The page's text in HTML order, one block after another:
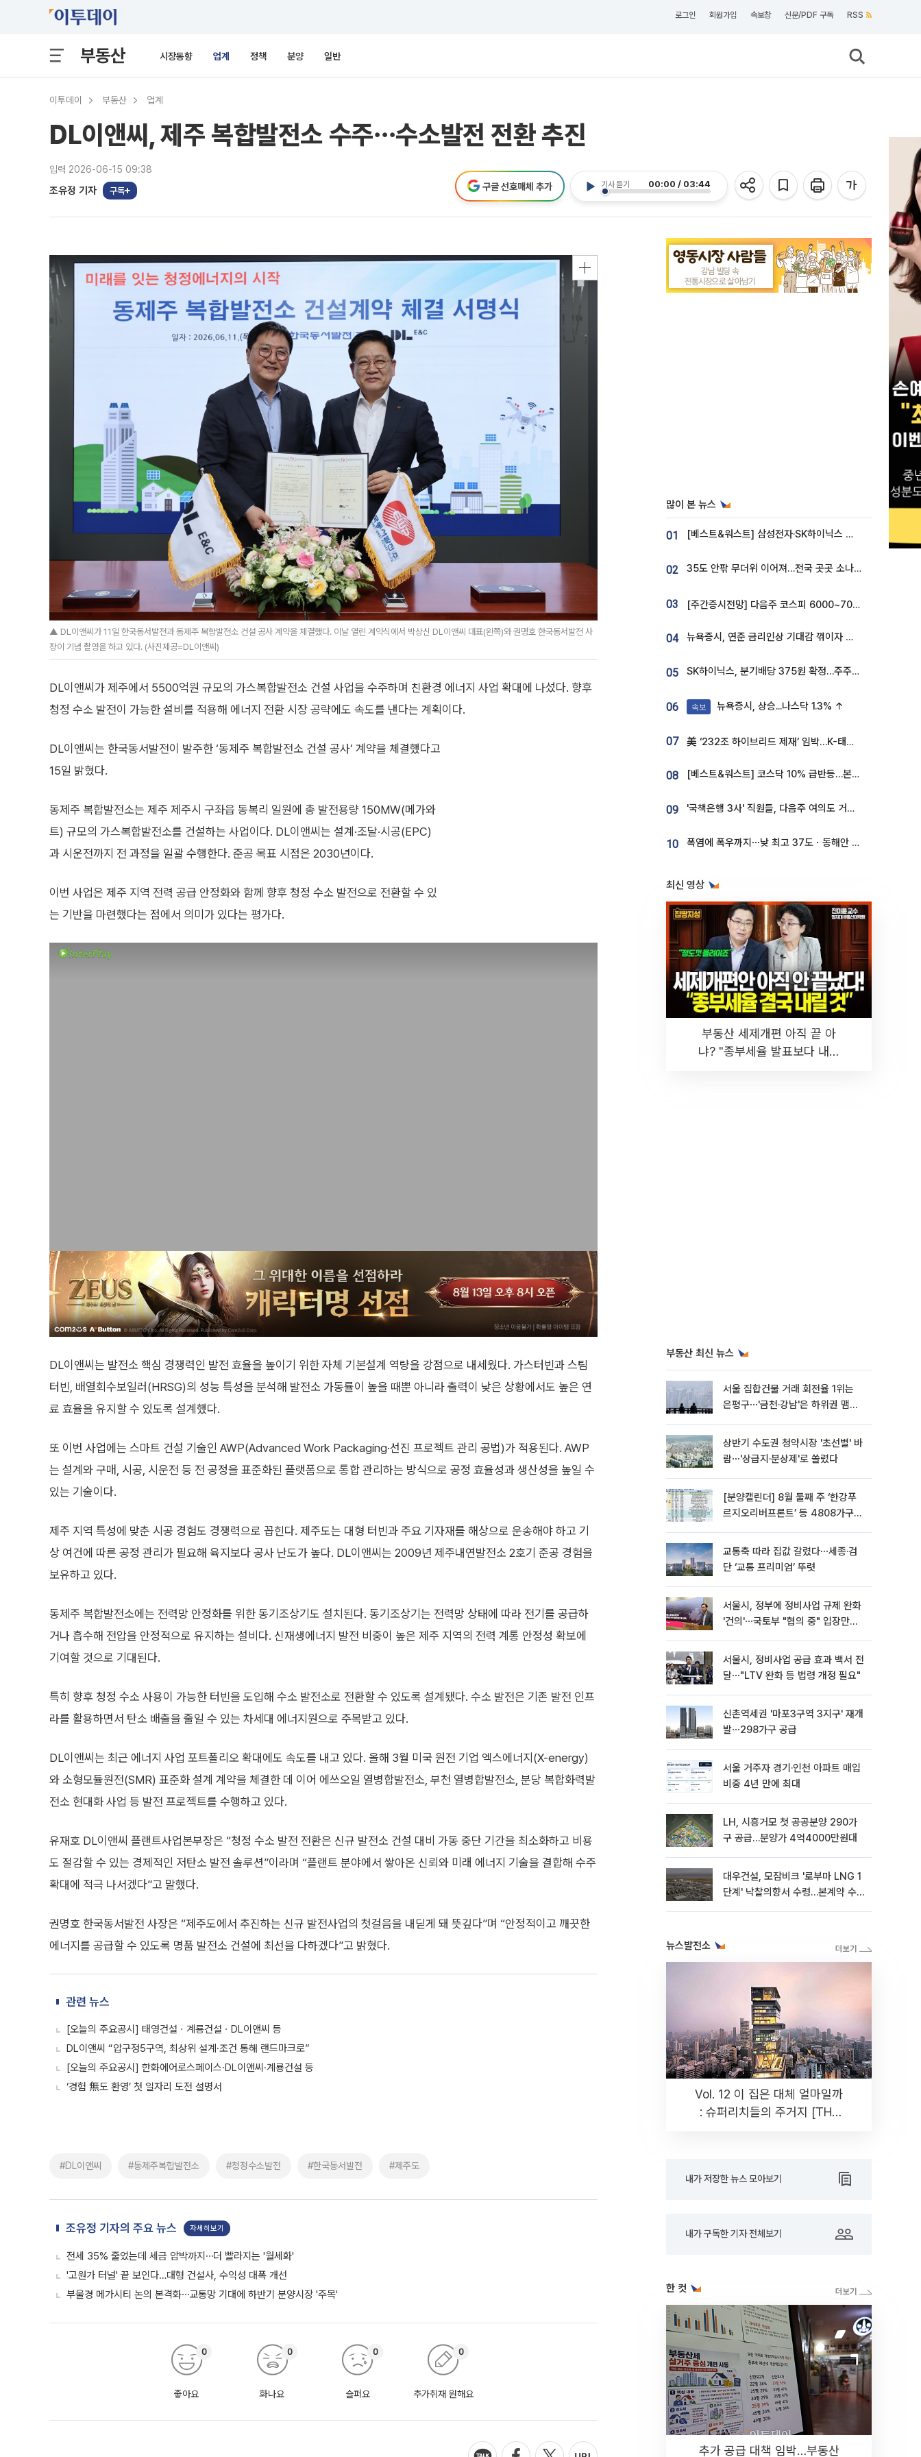
로그인 회원가입 속보창 신문/PDF 구독 RSS
부동산 시장동향 업계 정책 분양 일반
이투데이 부동산 업계
DL이앤씨, 제주 복합발전소 수주⋯수소발전 전환 추진
입력 2026-06-15 09:38
조유정 기자 구독
기사 듣기 00:00 / 03:44
구글 선호매체 추가
▲ DL이앤씨가 11일 한국동서발전과 동제주 복합발전소 건설 공사 계약을 체결했다. 이날 열린 계약식에서 박상신 DL이앤씨 대표(왼쪽)와 권명호 한국동서발전 사
장이 기념 촬영을 하고 있다. (사진제공=DL이앤씨)
DL이앤씨가 제주에서 5500억원 규모의 가스복합발전소 건설 사업을 수주하며 친환경 에너지 사업 확대에 나섰다. 향후
청정 수소 발전이 가능한 설비를 적용해 에너지 전환 시장 공략에도 속도를 낸다는 계획이다.
DL이앤씨는 한국동서발전이 발주한 ‘동제주 복합발전소 건설 공사’ 계약을 체결했다고
15일 밝혔다.
동제주 복합발전소는 제주 제주시 구좌읍 동복리 일원에 총 발전용량 150MW(메가와
트) 규모의 가스복합발전소를 건설하는 사업이다. DL이앤씨는 설계·조달·시공(EPC)
과 시운전까지 전 과정을 일괄 수행한다. 준공 목표 시점은 2030년이다.
이번 사업은 제주 지역 전력 공급 안정화와 함께 향후 청정 수소 발전으로 전환할 수 있
는 기반을 마련했다는 점에서 의미가 있다는 평가다.
DL이앤씨는 발전소 핵심 경쟁력인 발전 효율을 높이기 위한 자체 기본설계 역량을 강점으로 내세웠다. 가스터빈과 스팀
터빈, 배열회수보일러(HRSG)의 성능 특성을 분석해 발전소 가동률이 높을 때뿐 아니라 출력이 낮은 상황에서도 높은 연
료 효율을 유지할 수 있도록 설계했다.
또 이번 사업에는 스마트 건설 기술인 AWP(Advanced Work Packaging·선진 프로젝트 관리 공법)가 적용된다. AWP
는 설계와 구매, 시공, 시운전 등 전 공정을 표준화된 플랫폼으로 통합 관리하는 방식으로 공정 효율성과 생산성을 높일 수
있는 기술이다.
제주 지역 특성에 맞춘 시공 경험도 경쟁력으로 꼽힌다. 제주도는 대형 터빈과 주요 기자재를 해상으로 운송해야 하고 기
상 여건에 따른 공정 관리가 필요해 육지보다 공사 난도가 높다. DL이앤씨는 2009년 제주내연발전소 2호기 준공 경험을
보유하고 있다.
동제주 복합발전소에는 전력망 안정화를 위한 동기조상기도 설치된다. 동기조상기는 전력망 상태에 따라 전기를 공급하
거나 흡수해 전압을 안정적으로 유지하는 설비다. 신재생에너지 발전 비중이 높은 제주 지역의 전력 계통 안정성 확보에
기여할 것으로 기대된다.
특히 향후 청정 수소 사용이 가능한 터빈을 도입해 수소 발전소로 전환할 수 있도록 설계됐다. 수소 발전은 기존 발전 인프
라를 활용하면서 탄소 배출을 줄일 수 있는 차세대 에너지원으로 주목받고 있다.
DL이앤씨는 최근 에너지 사업 포트폴리오 확대에도 속도를 내고 있다. 올해 3월 미국 원전 기업 엑스에너지(X-energy)
와 소형모듈원전(SMR) 표준화 설계 계약을 체결한 데 이어 에쓰오일 열병합발전소, 부천 열병합발전소, 분당 복합화력발
전소 현대화 사업 등 발전 프로젝트를 수행하고 있다.
유재호 DL이앤씨 플랜트사업본부장은 “청정 수소 발전 전환은 신규 발전소 건설 대비 가동 중단 기간을 최소화하고 비용
도 절감할 수 있는 경제적인 저탄소 발전 솔루션”이라며 “플랜트 분야에서 쌓아온 신뢰와 미래 에너지 기술을 결합해 수주
확대에 적극 나서겠다”고 말했다.
권명호 한국동서발전 사장은 “제주도에서 추진하는 신규 발전사업의 첫걸음을 내딛게 돼 뜻깊다”며 “안정적이고 깨끗한
에너지를 공급할 수 있도록 명품 발전소 건설에 최선을 다하겠다”고 밝혔다.
관련 뉴스
[오늘의 주요공시] 태영건설ㆍ계룡건설ㆍDL이앤씨 등
DL이앤씨 “압구정5구역, 최상위 설계·조건 통해 랜드마크로”
[오늘의 주요공시] 한화에어로스페이스·DL이앤씨·계룡건설 등
‘경험 無도 환영’ 첫 일자리 도전 설명서
#DL이앤씨 #동제주복합발전소 #청정수소발전 #한국동서발전 #제주도
조유정 기자의 주요 뉴스 자세히보기
전세 35% 줄었는데 세금 압박까지⋯더 빨라지는 '월세화'
'고원가 터널' 끝 보인다…대형 건설사, 수익성 대폭 개선
부울경 메가시티 논의 본격화⋯교통망 기대에 하반기 분양시장 '주목'
좋아요
0
화나요
0
슬퍼요
0
추가취재 원해요
0
많이 본 뉴스
01 [베스트&워스트] 삼성전자·SK하이닉스 밀린 한 주…상상인증권은 85% 급등
02 35도 안팎 무더위 이어져…전국 곳곳 소나기 [오늘 날씨]
03 [주간증시전망] 다음주 코스피 6000~7000⋯“外人 수급은 정책이 변수”
04 뉴욕증시, 연준 금리인상 기대감 꺾이자 상승...S&P500 사상 최고치 [종합]
05 SK하이닉스, 분기배당 375원 확정…주주환원책 9월로 앞당겨 발표
06 속보 뉴욕증시, 상승...나스닥 1.3% ↑
07 美 ‘232조 하이브리드 제재’ 임박…K-태양광, 불확실성 털고 날개 다나
08 [베스트&워스트] 코스닥 10% 급반등…본느, 최대주주 변경 기대에 270% 폭등
09 '국책은행 3사' 직원들, 다음주 여의도 거리 나서는 까닭은
10 폭염에 폭우까지⋯낮 최고 37도ㆍ동해안 강한 비 [날씨]
최신 영상
부동산 세제개편 아직 끝 아
냐? "종부세율 발표보다 내릴
부동산 최신 뉴스
서울 집합건물 거래 회전율 1위는
은평구⋯'금천·강남'은 하위권 맴돌
상반기 수도권 청약시장 '초선별' 바
람⋯'상급지·분상제'로 쏠렸다
[분양캘린더] 8월 둘째 주 ‘한강푸
르지오리버프론트’ 등 4808가구
교통축 따라 집값 갈렸다⋯세종·검
단 ‘교통 프리미엄’ 뚜렷
서울시, 정부에 정비사업 규제 완화
'건의'⋯국토부 "협의 중" 입장만
서울시, 정비사업 공급 효과 백서 전
달⋯"LTV 완화 등 법령 개정 필요"
신촌역세권 '마포3구역 3지구' 재개
발⋯298가구 공급
서울 거주자 경기·인천 아파트 매입
비중 4년 만에 최대
LH, 시흥거모 첫 공공분양 290가
구 공급…분양가 4억4000만원대
대우건설, 모잠비크 '로부마 LNG 1
단계' 낙찰의향서 수령…본계약 수
뉴스발전소
Vol. 12 이 집은 대체 얼마일까
: 슈퍼리치들의 주거지 [THE
내가 저장한 뉴스 모아보기
내가 구독한 기자 전체보기
한 컷
추가 공급 대책 임박…부동산